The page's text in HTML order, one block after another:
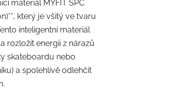
materiál MYFIT SPC
který je všitý ve tvaru
inteligentní materiál
rozložit energii z nárazů
skateboardu nebo
a spolehlivě odlehčit